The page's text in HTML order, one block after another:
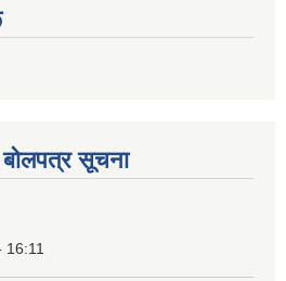
सूचना
16:11